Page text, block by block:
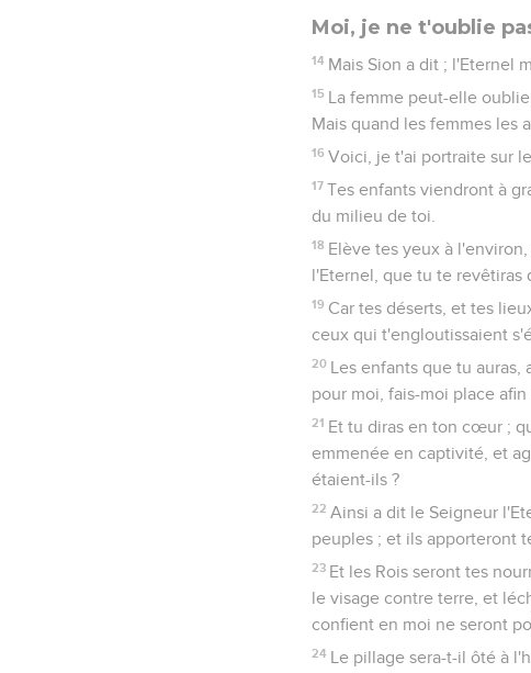
Moi, je ne t'oublie
14 Mais Sion a dit ; l'Eternel
15 La femme peut-elle
Mais quand les femmes les
16 Voici, je t'ai portraite sur
17 Tes enfants viendront à
du milieu de toi.
18 Elève tes yeux à
l'Eternel, que tu te revêtiras
19 Car tes déserts, et tes
ceux qui t'engloutissaient
20 Les enfants que tu
pour moi, fais-moi place
21 Et tu diras en ton cœur ;
emmenée en captivité, et
étaient-ils ?
22 Ainsi a dit le Seigneur
peuples ; et ils apporteront
23 Et les Rois seront tes
le visage contre terre, et
confient en moi ne seront
24 Le pillage sera-t-il ôté à